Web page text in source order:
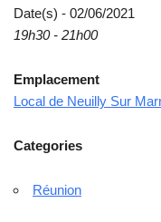
Date(s) - 02/06/2021
19h30 - 21h00
Emplacement
Local de Neuilly Sur
Categories
Réunion